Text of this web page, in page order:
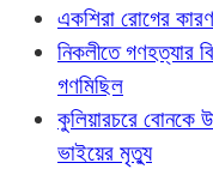
একশিরা রোগের
নিকলীতে গণহত্যার
গণমিছিল
কুলিয়ারচরে বোনকে
ভাইয়ের মৃত্যু